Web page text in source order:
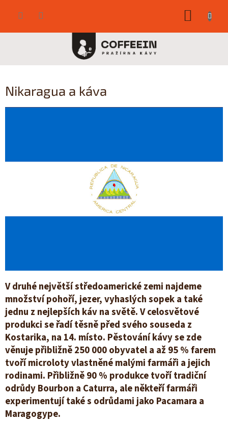
Nikaragua a káva
V druhé největší středoamerické zemi najdeme
množství pohoří, jezer, vyhaslých sopek a také
jednu z nejlepších káv na světě. V celosvětové
produkci se řadí těsně před svého souseda z
Kostarika, na 14. místo. Pěstování kávy se zde
věnuje přibližně 250 000 obyvatel a až 95 % farem
tvoří microloty vlastněné malými farmáři a jejich
rodinami. Přibližně 90 % produkce tvoří tradiční
odrůdy Bourbon a Caturra, ale někteří farmáři
experimentují také s odrůdami jako Pacamara a
Maragogype.